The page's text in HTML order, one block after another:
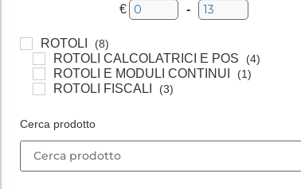
€ Minimum Price
-
Maximum Price
ROTOLI (8)
ROTOLI CALCOLATRICI E POS (4)
ROTOLI E MODULI CONTINUI (1)
ROTOLI FISCALI (3)
Cerca prodotto